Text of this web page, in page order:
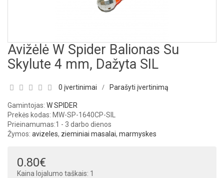
Avižėlė W Spider Balionas Su
Skylute 4 mm, Dažyta SIL
0 įvertinimai / Parašyti įvertinimą
Gamintojas: W SPIDER
Prekės kodas: MW-SP-1640CP-SIL
Prieinamumas:1 - 3 darbo dienos
Žymos: avizeles, zieminiai masalai, marmyskes
0.80€
Kaina lojalumo taškais: 1